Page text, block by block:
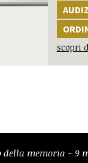
scopri
della memoria - 9